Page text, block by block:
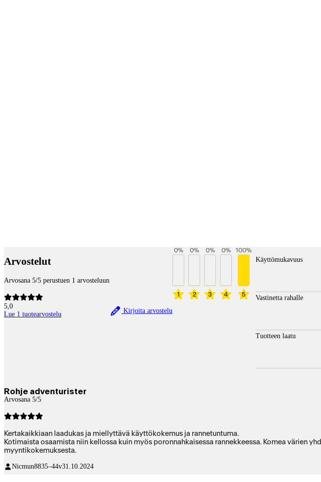
Arvostelut
Arvosana 5/5 perustuen 1 arvosteluun
5,0
Lue 1 tuotearvostelu
Kirjoita arvostelu
1
0%
2
0%
3
0%
4
0%
5
100%
Käyttömukavuus
Vastinetta rahalle
Tuotteen laatu
Rohje adventurister
Arvosana 5/5
Kertakaikkiaan laadukas ja miellyttävä käyttökokemus ja rannetuntuma.
Kotimaista osaamista niin kellossa kuin myös poronnahkaisessa rannekkeessa. Komea värien
myyntikokemuksesta.
Nicmun8835–44v31.10.2024